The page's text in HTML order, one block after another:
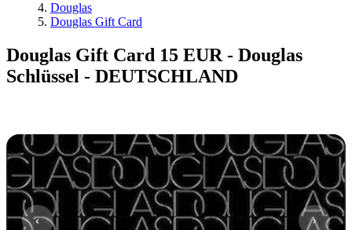
Douglas
Douglas Gift Card
Douglas Gift Card 15 EUR - Douglas
Schlüssel - DEUTSCHLAND